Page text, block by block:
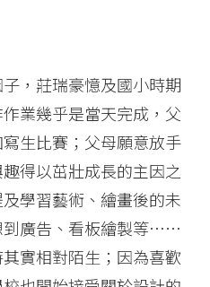
，莊瑞豪憶及國小時期
業幾乎是當天完成，父
生比賽；父母願意放手
得以茁壯成長的主因之
學習藝術、繪畫後的未
到廣告、看板繪製等……
其實相對陌生；因為喜歡